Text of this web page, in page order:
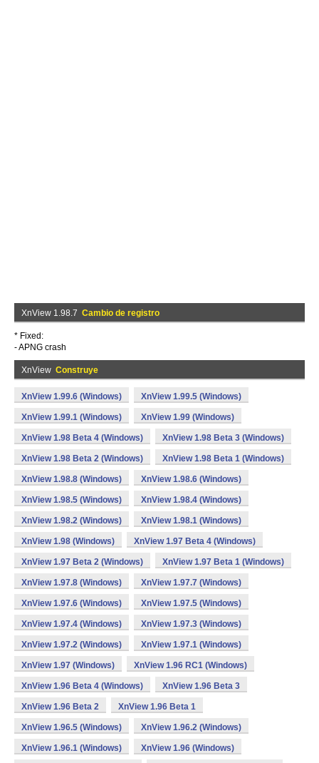
XnView 1.98.7 Cambio de registro
* Fixed:
- APNG crash
XnView Construye
XnView 1.99.6 (Windows) XnView 1.99.5 (Windows)
XnView 1.99.1 (Windows) XnView 1.99 (Windows)
XnView 1.98 Beta 4 (Windows) XnView 1.98 Beta 3 (Windows)
XnView 1.98 Beta 2 (Windows) XnView 1.98 Beta 1 (Windows)
XnView 1.98.8 (Windows) XnView 1.98.6 (Windows)
XnView 1.98.5 (Windows) XnView 1.98.4 (Windows)
XnView 1.98.2 (Windows) XnView 1.98.1 (Windows)
XnView 1.98 (Windows) XnView 1.97 Beta 4 (Windows)
XnView 1.97 Beta 2 (Windows) XnView 1.97 Beta 1 (Windows)
XnView 1.97.8 (Windows) XnView 1.97.7 (Windows)
XnView 1.97.6 (Windows) XnView 1.97.5 (Windows)
XnView 1.97.4 (Windows) XnView 1.97.3 (Windows)
XnView 1.97.2 (Windows) XnView 1.97.1 (Windows)
XnView 1.97 (Windows) XnView 1.96 RC1 (Windows)
XnView 1.96 Beta 4 (Windows) XnView 1.96 Beta 3
XnView 1.96 Beta 2 XnView 1.96 Beta 1
XnView 1.96.5 (Windows) XnView 1.96.2 (Windows)
XnView 1.96.1 (Windows) XnView 1.96 (Windows)